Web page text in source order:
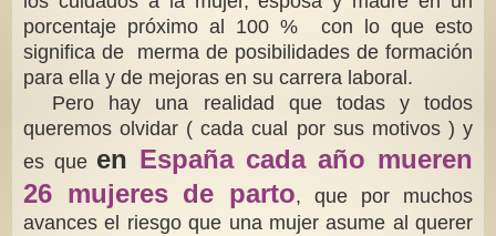
porcentaje próximo al 100 % con lo que esto
significa de merma de posibilidades de formación
para ella y de mejoras en su carrera laboral.
Pero hay una realidad que todas y todos
queremos olvidar ( cada cual por sus motivos ) y
es que en España cada año mueren
26 mujeres de parto, que por muchos
avances el riesgo que una mujer asume al querer